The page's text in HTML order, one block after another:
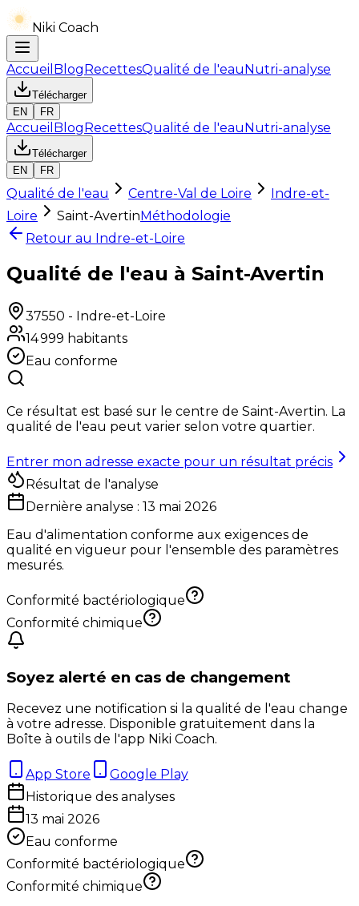
Niki Coach
Accueil BlogRecettesQualité de l'eauNutri-analyse
Télécharger
EN
FR
Accueil BlogRecettesQualité de l'eauNutri-analyse
Télécharger
EN
FR
Qualité de l'eau Centre-Val de Loire
Indre-et-
Loire
Saint-AvertinMéthodologie
Retour au Indre-et-Loire
Qualité de l'eau à Saint-Avertin
37550 - Indre-et-Loire
14 999 habitants
Eau conforme
Ce résultat est basé sur le centre de Saint-Avertin. La
qualité de l'eau peut varier selon votre quartier.
Entrer mon adresse exacte pour un résultat précis
Résultat de l'analyse
Dernière analyse : 13 mai 2026
Eau d'alimentation conforme aux exigences de
qualité en vigueur pour l'ensemble des paramètres
mesurés.
Conformité bactériologique
Conformité chimique
Soyez alerté en cas de changement
Recevez une notification si la qualité de l'eau change
à votre adresse. Disponible gratuitement dans la
Boîte à outils de l'app Niki Coach.
App Store
Google Play
Historique des analyses
13 mai 2026
Eau conforme
Conformité bactériologique
Conformité chimique